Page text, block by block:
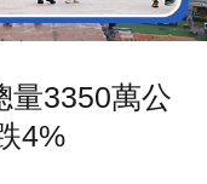
量3350萬公
4%